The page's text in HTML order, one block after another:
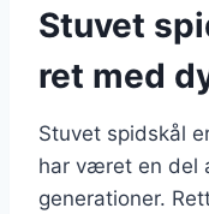
Stuvet
ret med
Stuvet spidskål
har været en del
generationer.